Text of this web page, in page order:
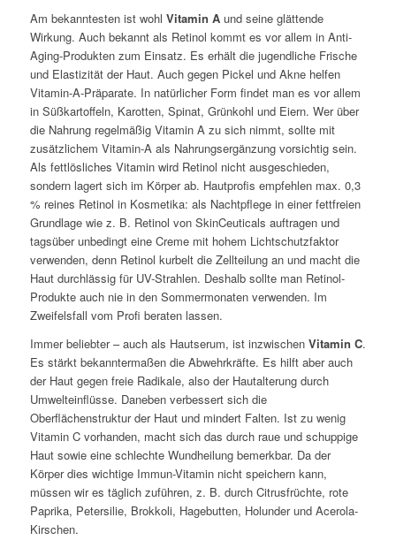
Am bekanntesten ist wohl Vitamin Aund seine glättende
Wirkung. Auch bekannt als Retinol kommt es vor allem in Anti-
Aging-Produkten zum Einsatz. Es erhält die jugendliche Frische
und Elastizität der Haut. Auch gegen Pickel und Akne helfen
Vitamin-A-Präparate. In natürlicher Form findet man es vor allem
in Süßkartoffeln, Karotten, Spinat, Grünkohl und Eiern. Wer über
die Nahrung regelmäßig Vitamin A zu sich nimmt, sollte mit
zusätzlichem Vitamin-A als Nahrungsergänzung vorsichtig sein.
Als fettlösliches Vitamin wird Retinol nicht ausgeschieden,
sondern lagert sich im Körper ab. Hautprofis empfehlen max. 0,3
% reines Retinol in Kosmetika: als Nachtpflege in einer fettfreien
Grundlage wie z. B. Retinol von SkinCeuticals auftragen und
tagsüber unbedingt eine Creme mit hohem Lichtschutzfaktor
verwenden, denn Retinol kurbelt die Zellteilung an und macht die
Haut durchlässig für UV-Strahlen. Deshalb sollte man Retinol-
Produkte auch nie in den Sommermonaten verwenden. Im
Zweifelsfall vom Profi beraten lassen.
Immer beliebter – auch als Hautserum, ist inzwischen Vitamin C.
Es stärkt bekanntermaßen die Abwehrkräfte. Es hilft aber auch
der Haut gegen freie Radikale, also der Hautalterung durch
Umwelteinflüsse. Daneben verbessert sich die
Oberflächenstruktur der Haut und mindert Falten. Ist zu wenig
Vitamin C vorhanden, macht sich das durch raue und schuppige
Haut sowie eine schlechte Wundheilung bemerkbar. Da der
Körper dies wichtige Immun-Vitamin nicht speichern kann,
müssen wir es täglich zuführen, z. B. durch Citrusfrüchte, rote
Paprika, Petersilie, Brokkoli, Hagebutten, Holunder und Acerola-
Kirschen.